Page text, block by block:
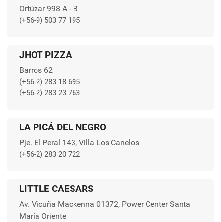
Ortúzar 998 A - B
(+56-9) 503 77 195
JHOT PIZZA
Barros 62
(+56-2) 283 18 695
(+56-2) 283 23 763
LA PICÁ DEL NEGRO
Pje. El Peral 143, Villa Los Canelos
(+56-2) 283 20 722
LITTLE CAESARS
Av. Vicuña Mackenna 01372, Power Center Santa
María Oriente